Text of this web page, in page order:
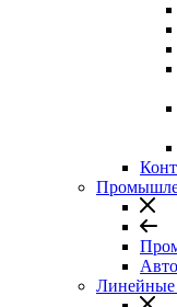
Линейные